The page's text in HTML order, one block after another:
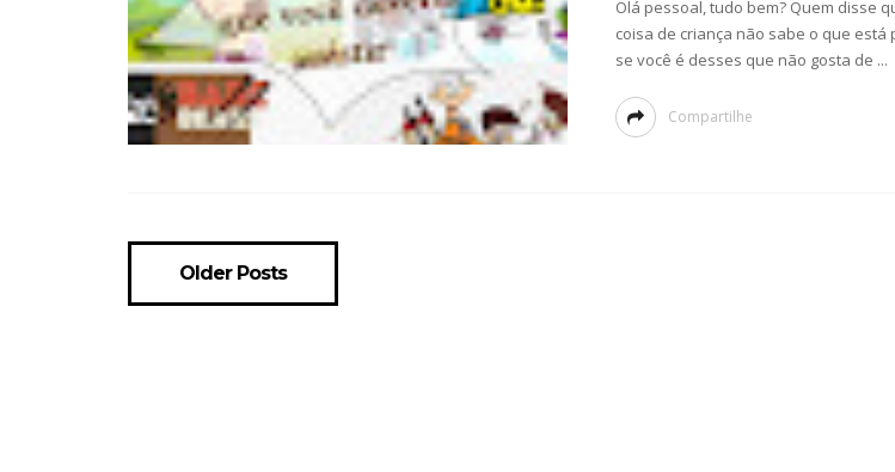
Olá pessoal, tudo bem? Quem disse
coisa de criança não sabe o que está
se você é desses que não gosta de ...
Compartilhe
Older Posts